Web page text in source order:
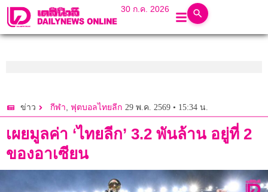
30 ก.ค. 2026
ข่าว กีฬา, ฟุตบอลไทยลีก 29 พ.ค. 2569 • 15:34 น.
เผยมูลค่า ‘ไทยลีก’ 3.2 พันล้าน อยู่ที่ 2
ของอาเซียน